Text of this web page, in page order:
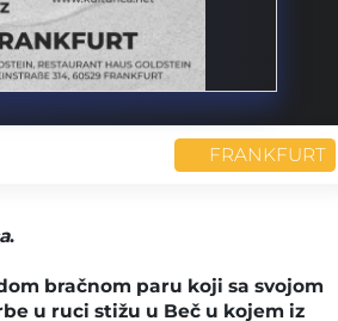
FRANKFURT
.
bračnom paru koji sa svojom
u ruci stižu u Beč u kojem iz